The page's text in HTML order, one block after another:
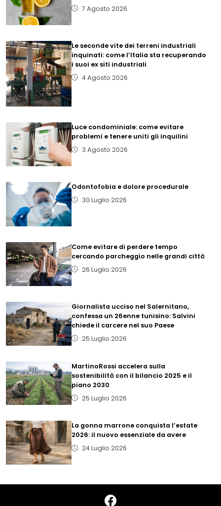
7 Agosto 2026
Le seconde vite dei terreni industriali
inquinati: come l’Italia sta recuperando
i suoi ex siti industriali
4 Agosto 2026
Luce condominiale: come evitare
problemi e tenere uniti gli inquilini
3 Agosto 2026
Odontofobia e dolore procedurale
30 Luglio 2026
Come evitare di perdere tempo
cercando parcheggio nelle grandi città
26 Luglio 2026
Giornalista ucciso nel Salernitano,
confessa un 26enne tunisino: Salvini
chiede il carcere nel suo Paese
25 Luglio 2026
MartinoRossi accelera sulla
sostenibilità con il bilancio 2025 e il
piano 2030
25 Luglio 2026
La gonna marrone conquista l’estate
2026: il nuovo essenziale da avere
24 Luglio 2026